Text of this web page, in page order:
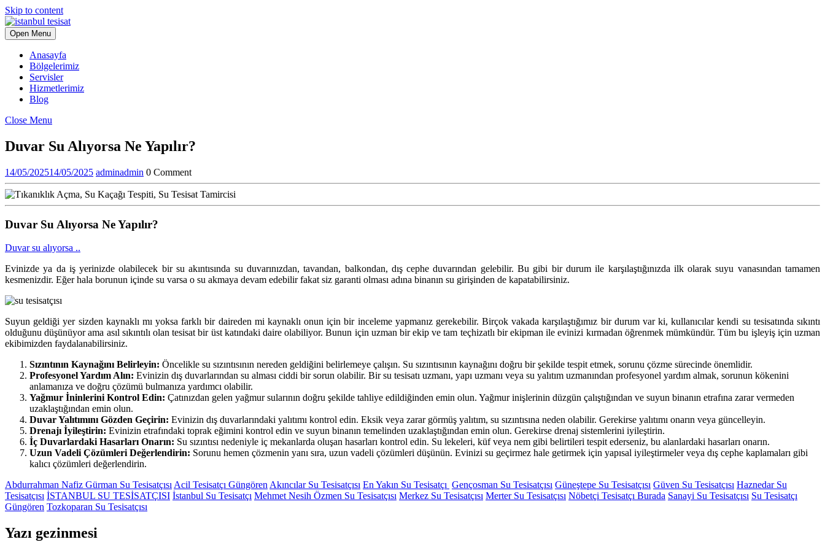
Skip to content
Open Menu
Anasayfa
Bölgelerimiz
Servisler
Hizmetlerimiz
Blog
Close Menu
Duvar Su Alıyorsa Ne Yapılır?
14/05/202514/05/2025 adminadmin 0 Comment
Duvar Su Alıyorsa Ne Yapılır?
Duvar su alıyorsa ..
Evinizde ya da iş yerinizde olabilecek bir su akıntısında su duvarınızdan, tavandan, balkondan, dış cephe duvarından gelebilir. Bu gibi bir durum ile karşılaştığınızda ilk olarak suyu vanasından tamamen
kesmenizdir. Eğer hala borunun içinde su varsa o su akmaya devam edebilir fakat siz garanti olması adına binanın su girişinden de kapatabilirsiniz.
Suyun geldiği yer sizden kaynaklı mı yoksa farklı bir daireden mi kaynaklı onun için bir inceleme yapmanız gerekebilir. Birçok vakada karşılaştığımız bir durum var ki, kullanıcılar kendi su tesisatında sıkıntı
olduğunu düşünüyor ama asıl sıkıntılı olan tesisat bir üst katındaki daire olabiliyor. Bunun için uzman bir ekip ve tam teçhizatlı bir ekipman ile evinizi kırmadan öğrenmek mümkündür. Tüm bu işleyiş için uzman
ekibimizden faydalanabilirsiniz.
Sızıntının Kaynağını Belirleyin: Öncelikle su sızıntısının nereden geldiğini belirlemeye çalışın. Su sızıntısının kaynağını doğru bir şekilde tespit etmek, sorunu çözme sürecinde önemlidir.
Profesyonel Yardım Alın: Evinizin dış duvarlarından su alması ciddi bir sorun olabilir. Bir su tesisatı uzmanı, yapı uzmanı veya su yalıtım uzmanından profesyonel yardım almak, sorunun kökenini
anlamanıza ve doğru çözümü bulmanıza yardımcı olabilir.
Yağmur İninlerini Kontrol Edin: Çatınızdan gelen yağmur sularının doğru şekilde tahliye edildiğinden emin olun. Yağmur inişlerinin düzgün çalıştığından ve suyun binanın etrafına zarar vermeden
uzaklaştığından emin olun.
Duvar Yalıtımını Gözden Geçirin: Evinizin dış duvarlarındaki yalıtımı kontrol edin. Eksik veya zarar görmüş yalıtım, su sızıntısına neden olabilir. Gerekirse yalıtımı onarın veya güncelleyin.
Drenajı İyileştirin: Evinizin etrafındaki toprak eğimini kontrol edin ve suyun binanın temelinden uzaklaştığından emin olun. Gerekirse drenaj sistemlerini iyileştirin.
İç Duvarlardaki Hasarları Onarın: Su sızıntısı nedeniyle iç mekanlarda oluşan hasarları kontrol edin. Su lekeleri, küf veya nem gibi belirtileri tespit ederseniz, bu alanlardaki hasarları onarın.
Uzun Vadeli Çözümleri Değerlendirin: Sorunu hemen çözmenin yanı sıra, uzun vadeli çözümleri düşünün. Evinizi su geçirmez hale getirmek için yapısal iyileştirmeler veya dış cephe kaplamaları gibi
kalıcı çözümleri değerlendirin.
Abdurrahman Nafiz Gürman Su Tesisatçısı Acil Tesisatçı Güngören Akıncılar Su Tesisatçısı En Yakın Su Tesisatçı Gençosman Su Tesisatçısı Güneştepe Su Tesisatçısı Güven Su Tesisatçısı Haznedar Su
Tesisatçısı İSTANBUL SU TESİSATÇISI İstanbul Su Tesisatçı Mehmet Nesih Özmen Su Tesisatçısı Merkez Su Tesisatçısı Merter Su Tesisatçısı Nöbetçi Tesisatçı Burada Sanayi Su Tesisatçısı Su Tesisatçı
Güngören Tozkoparan Su Tesisatçısı
Yazı gezinmesi